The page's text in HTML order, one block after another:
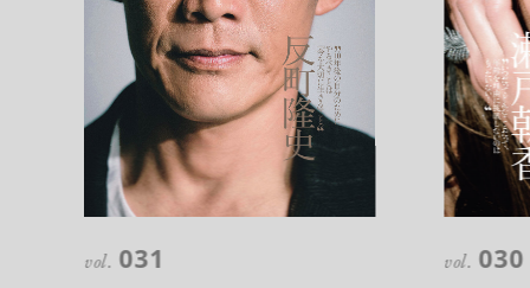
10年後の自分のためにやるべきこと
は『今を大切に生きる』こと
俳優
反町 隆史
アクティビティの意外な視点、新たな
感覚で味わうニューヨークの魅力
vol. 031 vol. 030